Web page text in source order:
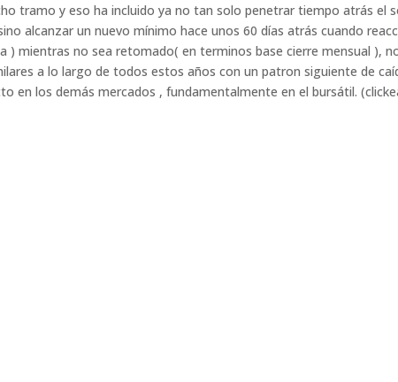
tramo y eso ha incluido ya no tan solo penetrar tiempo atrás el
alcanzar un nuevo mínimo hace unos 60 días atrás cuando
) mientras no sea retomado( en terminos base cierre mensual ),
a lo largo de todos estos años con un patron siguiente de
en los demás mercados , fundamentalmente en el bursátil.